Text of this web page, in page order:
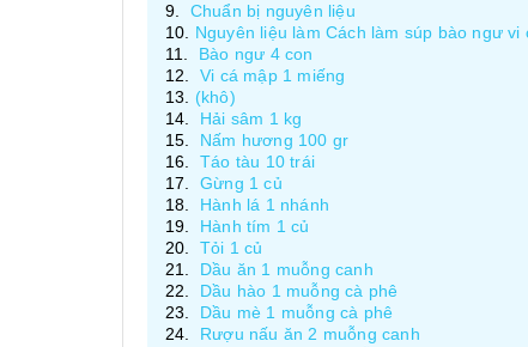
Chuẩn bị nguyên liệu
Nguyên liệu làm Cách làm súp bào ngư vi
Bào ngư 4 con
Vi cá mập 1 miếng
(khô)
Hải sâm 1 kg
Nấm hương 100 gr
Táo tàu 10 trái
Gừng 1 củ
Hành lá 1 nhánh
Hành tím 1 củ
Tỏi 1 củ
Dầu ăn 1 muỗng canh
Dầu hào 1 muỗng cà phê
Dầu mè 1 muỗng cà phê
Rượu nấu ăn 2 muỗng canh